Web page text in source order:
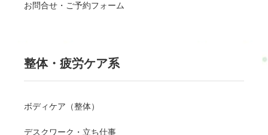
お問合せ・ご予約フォーム
整体・疲労ケア系
ボディケア（整体）
デスクワーク・立ち仕事